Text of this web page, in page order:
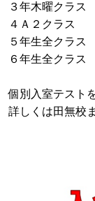
３年木曜
４Ａ２クラス
５年生全
６年生全
個別入室テスト
詳しくは田無校